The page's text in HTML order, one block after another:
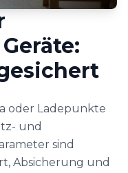
oder Ladepunkte
und
sind
Absicherung und